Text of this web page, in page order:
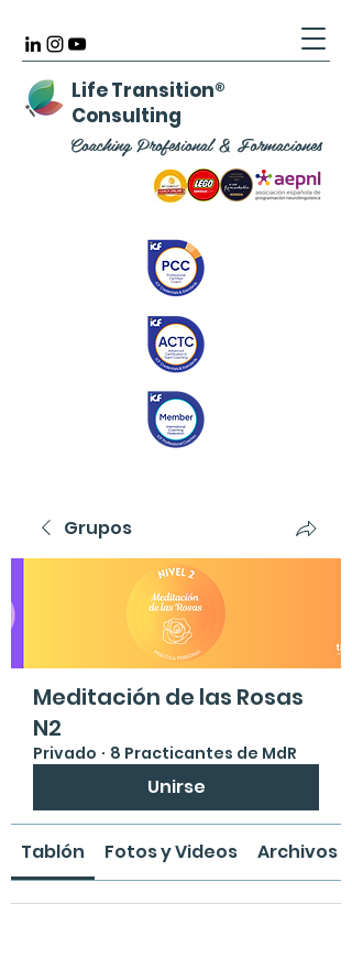
Life Transition®
Consulting
Coaching Profesional & Formaciones
Grupos
Meditación de las Rosas
N2
Privado · 8 Practicantes de MdR
Unirse
Tablón Fotos y Videos Archivos